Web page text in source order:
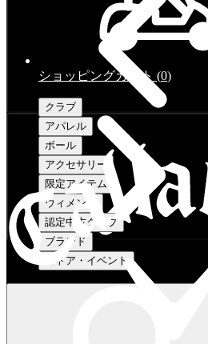
ショッピングカート (0)
クラブ
アパレル
ボール
アクセサリー
限定アイテム
ウィメンズ
認定中古クラブ
ブランド
ストア・イベント